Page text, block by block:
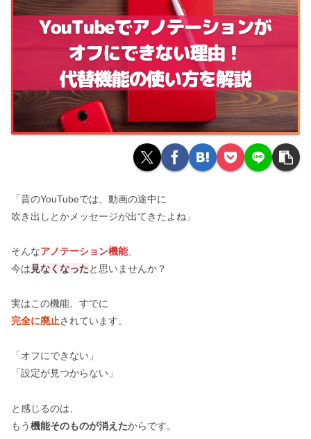
「昔のYouTubeでは、動画の途中に
吹き出しとかメッセージが出てきたよね」
そんなアノテーション機能、
今は 見なくなったと思いませんか？
実はこの機能、すでに
完全に廃止されています。
「オフにできない」
「設定が見つからない」
と感じるのは、
もう機能そのものが消えたからです。